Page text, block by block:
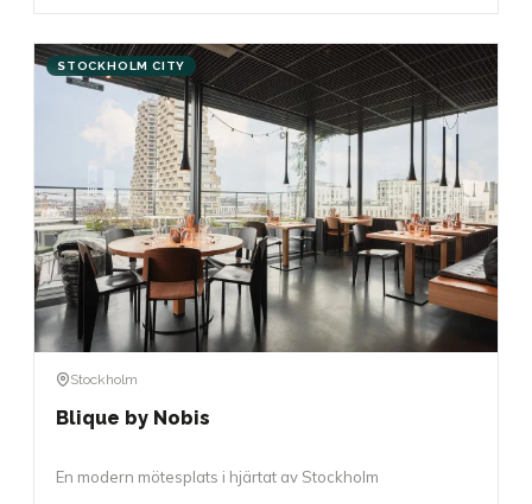
STOCKHOLM CITY
Stockholm
Blique by Nobis
En modern mötesplats i hjärtat av Stockholm